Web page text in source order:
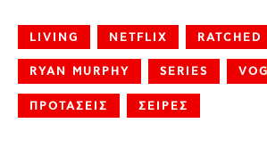
LIVING NETFLIX RATCHED
RYAN MURPHY SERIES
ΠΡΟΤΑΣΕΙΣ ΣΕΙΡΕΣ